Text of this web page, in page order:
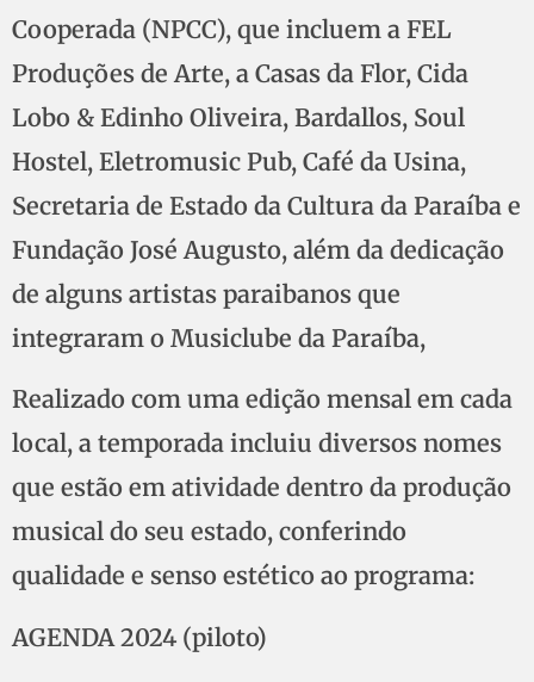
Cooperada (NPCC), que incluem a FEL
Produções de Arte, a Casas da Flor, Cida
Lobo & Edinho Oliveira, Bardallos, Soul
Hostel, Eletromusic Pub, Café da Usina,
Secretaria de Estado da Cultura da Paraíba e
Fundação José Augusto, além da dedicação
de alguns artistas paraibanos que
integraram o Musiclube da Paraíba,
Realizado com uma edição mensal em cada
local, a temporada incluiu diversos nomes
que estão em atividade dentro da produção
musical do seu estado, conferindo
qualidade e senso estético ao programa:
AGENDA 2024 (piloto)